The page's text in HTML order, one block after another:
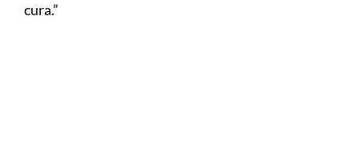
cura.”